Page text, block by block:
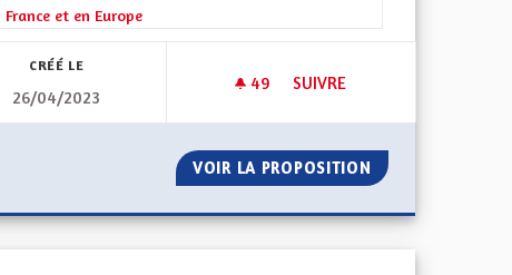
France et en Europe
CRÉÉ LE
26/04/2023
49 49 ABONNÉS
SUIVRE
VOIR LA PROPOSITION